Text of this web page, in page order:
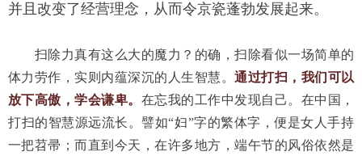
并且改变了经营理念，从而令京瓷蓬勃发展起来。
扫除力真有这么大的魔力？的确，扫除看似一场简单的
体力劳作，实则内蕴深沉的人生智慧。通过打扫，我们可以
放下高傲，学会谦卑。 在忘我的工作中发现自己。在中国，
打扫的智慧源远流长。譬如“妇”字的繁体字，便是女人手持
一把苕帚；而直到今天，在许多地方，端午节的风俗依然是